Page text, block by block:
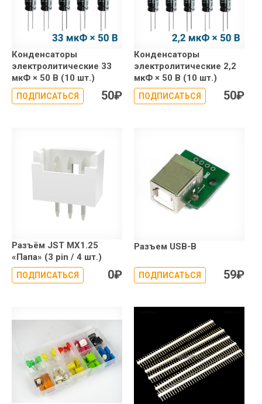
Конденсаторы
электролитические 33
мкФ × 50 В (10 шт.)
ПОДПИСАТЬСЯ 50₽
Конденсаторы
электролитические 2,2
мкФ × 50 В (10 шт.)
ПОДПИСАТЬСЯ 50₽
Разъём JST MX1.25
«Папа» (3 pin / 4 шт.)
ПОДПИСАТЬСЯ 0₽
Разъем USB-B
ПОДПИСАТЬСЯ 59₽